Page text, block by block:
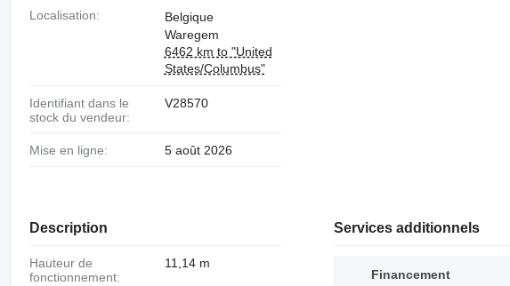
Localisation:
Belgique
Waregem
6462 km to "United
States/Columbus"
Identifiant dans le
stock du vendeur:
V28570
Mise en ligne: 5 août 2026
Description
Hauteur de
fonctionnement:
11,14 m
Services additionnels
Financement